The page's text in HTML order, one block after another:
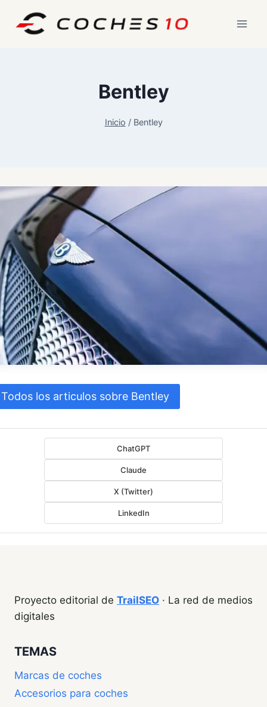
Bentley
Inicio / Bentley
Todos los articulos sobre Bentley
ChatGPT
Claude
X (Twitter)
LinkedIn
Proyecto editorial de TrailSEO · La red de medios
digitales
TEMAS
Marcas de coches
Accesorios para coches